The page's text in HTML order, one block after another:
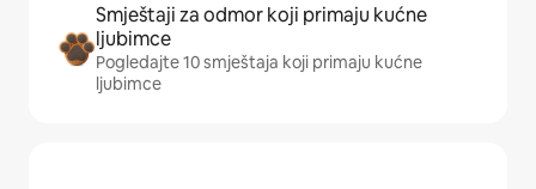
Smještaji za odmor koji primaju kućne
ljubimce
Pogledajte 10 smještaja koji primaju kućne
ljubimce